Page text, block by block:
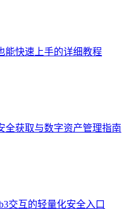
能快速上手的详细教程
全获取与数字资产管理指南
交互的轻量化安全入口